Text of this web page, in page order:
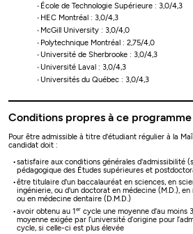
École de Technologie Supérieure : 3,0/4,3
HEC Montréal : 3,0/4,3
McGill University : 3,0/4,0
Polytechnique Montréal : 2,75/4,0
Université de Sherbrooke : 3,0/4,3
Université Laval : 3,0/4,3
Universités du Québec : 3,0/4,3
Conditions propres à ce programme
Pour être admissible à titre d'étudiant régulier à la
candidat doit :
satisfaire aux conditions générales d'admissibilité
pédagogique des Études supérieures et
être titulaire d'un baccalauréat en sciences, en
ingénierie, ou d'un doctorat en médecine (M.D.),
ou en médecine dentaire (D.M.D.)
avoir obtenu au 1 ercycle une moyenne d'au moins
moyenne exigée par l’université d’origine pour
cycle, si celle-ci est plus élevée